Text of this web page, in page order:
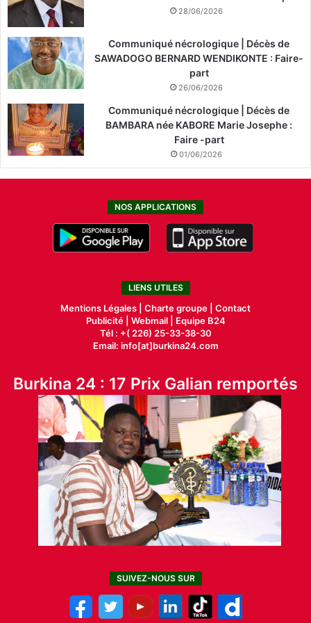
28/06/2026
Communiqué nécrologique | Décès de
SAWADOGO BERNARD WENDIKONTE : Faire-
part
26/06/2026
Communiqué nécrologique | Décès de
BAMBARA née KABORE Marie Josephe :
Faire -part
01/06/2026
NOS APPLICATIONS
LIENS UTILES
Mentions Légales | Charte groupe | Contact
Publicité| Webmail |
Equipe B24
Tél : +( 226) 25-33-38-30
Email: info[at]burkina24.com
Burkina 24 : 17 Prix Galian remportés
SUIVEZ-NOUS SUR